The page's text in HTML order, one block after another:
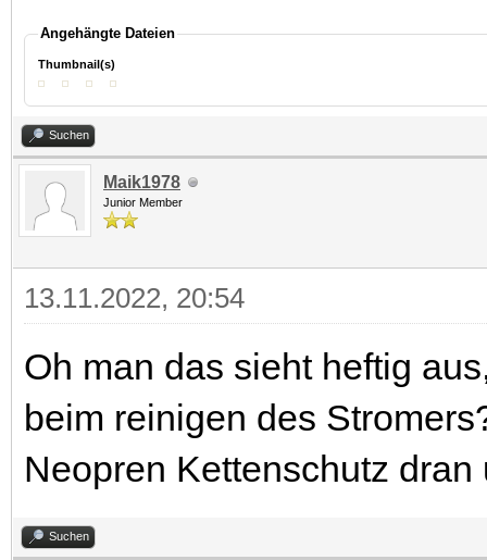
Angehängte Dateien
Thumbnail(s)
Suchen
Maik1978
Junior Member
13.11.2022, 20:54
Oh man das sieht heftig
beim reinigen des
Neopren Kettenschutz
Suchen